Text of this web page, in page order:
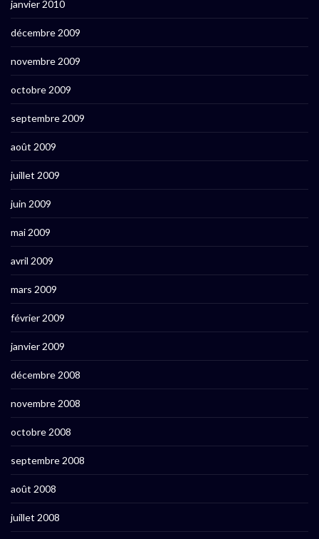
janvier 2010
décembre 2009
novembre 2009
octobre 2009
septembre 2009
août 2009
juillet 2009
juin 2009
mai 2009
avril 2009
mars 2009
février 2009
janvier 2009
décembre 2008
novembre 2008
octobre 2008
septembre 2008
août 2008
juillet 2008